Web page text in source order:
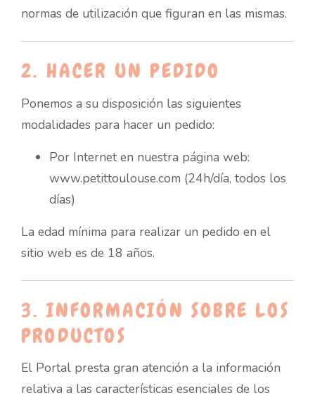
normas de utilización que figuran en las mismas.
2. HACER UN PEDIDO
Ponemos a su disposición las siguientes
modalidades para hacer un pedido:
Por Internet en nuestra página web:
www.petittoulouse.com (24h/día, todos los
días)
La edad mínima para realizar un pedido en el
sitio web es de 18 años.
3. INFORMACIÓN SOBRE LOS
PRODUCTOS
El Portal presta gran atención a la información
relativa a las características esenciales de los